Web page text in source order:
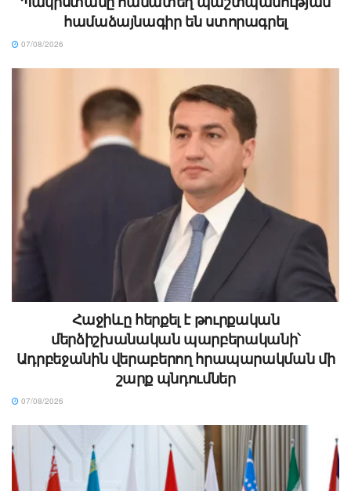
համաձայնագիր են ստորագրել
07/08/2026
Հաջիևը հերքել է թուրքական
մերձիշխանական պարբերականի՝
Ադրբեջանին վերաբերող հրապարակման մի
շարք պնդումներ
07/08/2026